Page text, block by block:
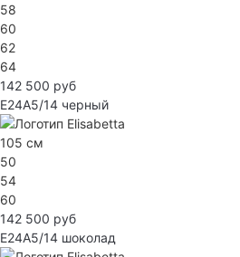
58
60
62
64
142 500 руб
E24A5/14 черный
105 см
50
54
60
142 500 руб
E24A5/14 шоколад